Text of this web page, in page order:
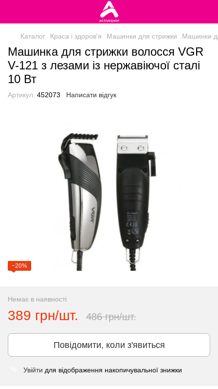
Каталог Краса і здоров'я Машинки для стрижки Машинки
Машинка для стрижки волосся VGR
V-121 з лезами із нержавіючої сталі
10 Вт
Артикул: 452073 Написати відгук
−20%
Немає в наявності
389 грн/шт. 486 грн/шт.
Повідомити, коли з'явиться
Увійти для відображення накопичувальної знижки